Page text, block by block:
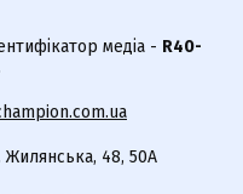
медіа - R40-
Жилянська, 48, 50А